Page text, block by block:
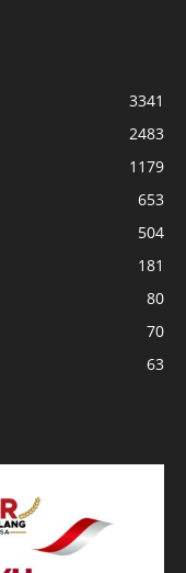
3341
2483
1179
653
504
181
80
70
63